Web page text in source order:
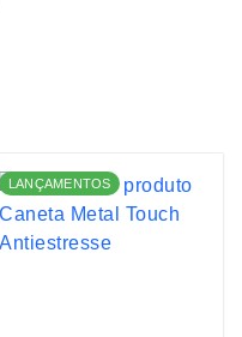
LANÇAMENTOS